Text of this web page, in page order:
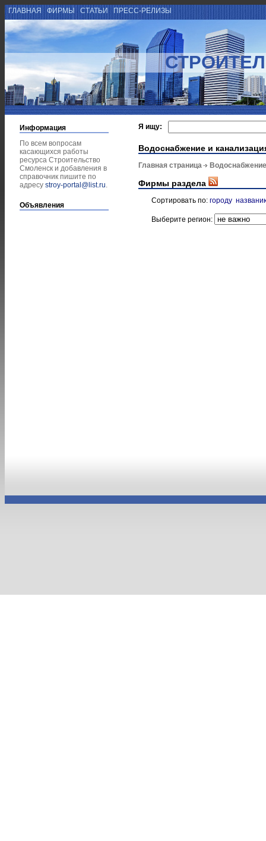
ГЛАВНАЯ ФИРМЫ СТАТЬИ ПРЕСС-РЕЛИЗЫ
Информация
По всем вопросам
касающихся работы
ресурса Строительство
Смоленск и добавления в
справочник пишите по
адресу stroy-portal@list.ru.
Объявления
Я ищу:
Водоснабжение и
Главная страница
Фирмы раздела
Сортировать по: городу
Выберите регион: